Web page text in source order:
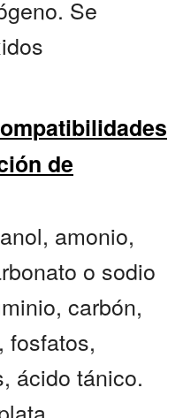
Se
de
amonio,
o sodio
carbón,
fosfatos,
ácido tánico.